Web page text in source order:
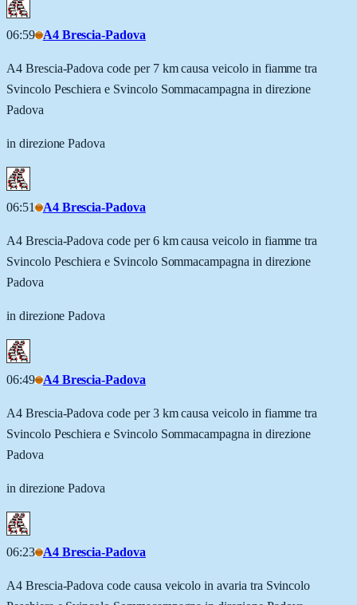
06:59 A4 Brescia-Padova
A4 Brescia-Padova code per 7 km causa veicolo in fiamme tra
Svincolo Peschiera e Svincolo Sommacampagna in direzione
Padova
in direzione Padova
06:51 A4 Brescia-Padova
A4 Brescia-Padova code per 6 km causa veicolo in fiamme tra
Svincolo Peschiera e Svincolo Sommacampagna in direzione
Padova
in direzione Padova
06:49 A4 Brescia-Padova
A4 Brescia-Padova code per 3 km causa veicolo in fiamme tra
Svincolo Peschiera e Svincolo Sommacampagna in direzione
Padova
in direzione Padova
06:23 A4 Brescia-Padova
A4 Brescia-Padova code causa veicolo in avaria tra Svincolo